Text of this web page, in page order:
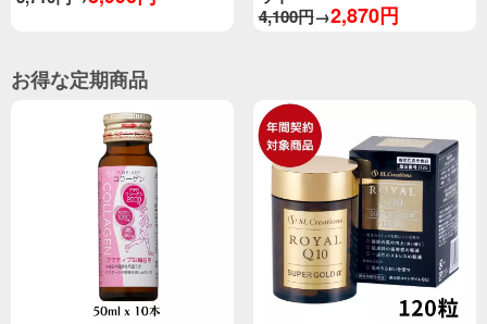
4,100円→2,870円
お得な定期商品